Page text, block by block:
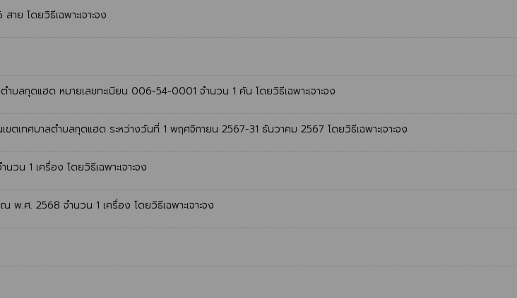
ย โดยวิธีเฉพาะเจาะจง
บลกุดแฮด หมายเลขทะเบียน 006-54-0001 จำนวน 1 คัน โดยวิธีเฉพาะเจาะจง
เทศบาลตำบลกุดแฮด ระหว่างวันที่ 1 พฤศจิกายน 2567-31 ธันวาคม 2567 โดยวิธีเฉพาะเจาะจง
น 1 เครื่อง โดยวิธีเฉพาะเจาะจง
พ.ศ. 2568 จำนวน 1 เครื่อง โดยวิธีเฉพาะเจาะจง